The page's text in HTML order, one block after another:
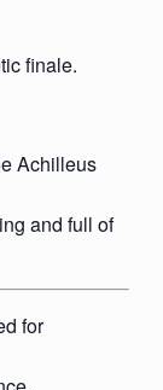
finale.
Achilleus
and full of
for